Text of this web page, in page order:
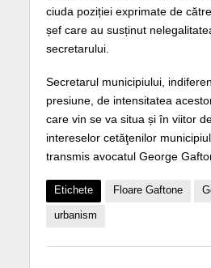
ciuda poziției exprimate de
șef care au susținut
secretarului.
Secretarul municipiului,
presiune, de intensitatea
care vin se va situa și în viitor
intereselor cetăţenilor
transmis avocatul George
Etichete Floare Gaftone
urbanism